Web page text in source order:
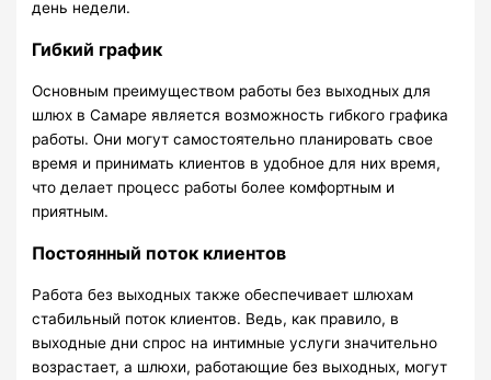
день недели.
Гибкий график
Основным преимуществом работы без выходных для
шлюх в Самаре является возможность гибкого графика
работы. Они могут самостоятельно планировать свое
время и принимать клиентов в удобное для них время,
что делает процесс работы более комфортным и
приятным.
Постоянный поток клиентов
Работа без выходных также обеспечивает шлюхам
стабильный поток клиентов. Ведь, как правило, в
выходные дни спрос на интимные услуги значительно
возрастает, а шлюхи, работающие без выходных, могут